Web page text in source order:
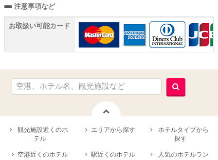
注意事項など
お取扱い可能カード
観光施設近くのホ
テル
エリアから探す
ホテルタイプから
探す
空港近くのホテル 駅近くのホテル
人気のホテルラン